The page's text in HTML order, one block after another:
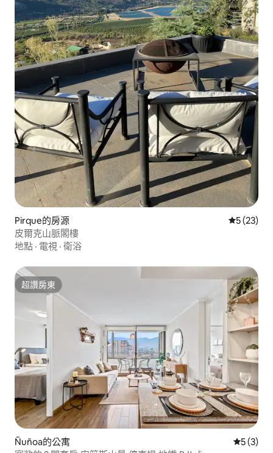
Pirque的房源 從 23 則評
5 (23)
皮爾克山脈閣樓
地點 · 電視 · 衛浴
超讚房東
超讚房東
Ñuñoa的公寓 從 3 則評
5 (3)